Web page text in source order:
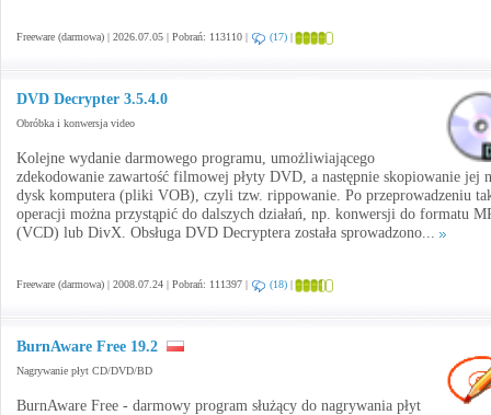
Freeware (darmowa) | 2026.07.05 | Pobrań: 113110 | (17) |
DVD Decrypter 3.5.4.0
Obróbka i konwersja video
Kolejne wydanie darmowego programu, umożliwiającego
zdekodowanie zawartość filmowej płyty DVD, a następnie skopiowanie jej
dysk komputera (pliki VOB), czyli tzw. rippowanie. Po przeprowadzeniu
operacji można przystąpić do dalszych działań, np. konwersji do formatu
(VCD) lub DivX. Obsługa DVD Decryptera została sprowadzono...
Freeware (darmowa) | 2008.07.24 | Pobrań: 111397 | (18) |
BurnAware Free 19.2
Nagrywanie płyt CD/DVD/BD
BurnAware Free - darmowy program służący do nagrywania płyt